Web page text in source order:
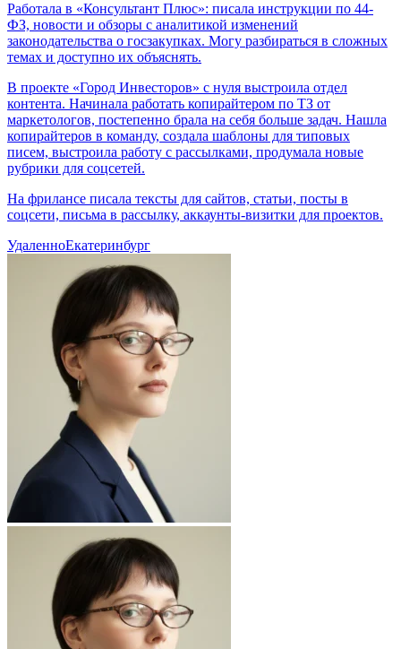
Работала в «Консультант Плюс»: писала инструкции по 44-
ФЗ, новости и обзоры с аналитикой изменений
законодательства о госзакупках. Могу разбираться в сложных
темах и доступно их объяснять.
В проекте «Город Инвесторов» с нуля выстроила отдел
контента. Начинала работать копирайтером по ТЗ от
маркетологов, постепенно брала на себя больше задач. Нашла
копирайтеров в команду, создала шаблоны для типовых
писем, выстроила работу с рассылками, продумала новые
рубрики для соцсетей.
На фрилансе писала тексты для сайтов, статьи, посты в
соцсети, письма в рассылку, аккаунты-визитки для проектов.
УдаленноЕкатеринбург